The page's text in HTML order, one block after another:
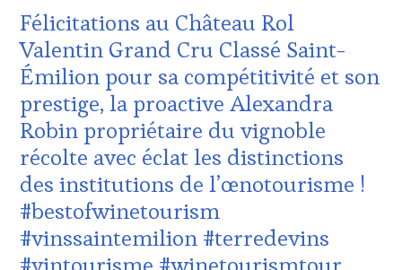
WINE
TOURISM
FAME,
WINE
TOUR,
WINE
TOURISM
TOUR
MOVIE ,
WINETASTINGVOUCHER.COM
DOMAINE
VITICOLE,
ADHÉRENT,
VIN
TOURISME
EDITION
LES
CLÉS
DU
VIN
ET
DE
LA
HAUTE
Félicitations au Château Rol
Valentin Grand Cru Classé Saint-
Émilion pour sa compétitivité et son
prestige, la proactive Alexandra
Robin propriétaire du vignoble
récolte avec éclat les distinctions
des institutions de l’œnotourisme !
#bestofwinetourism
#vinssaintemilion #terredevins